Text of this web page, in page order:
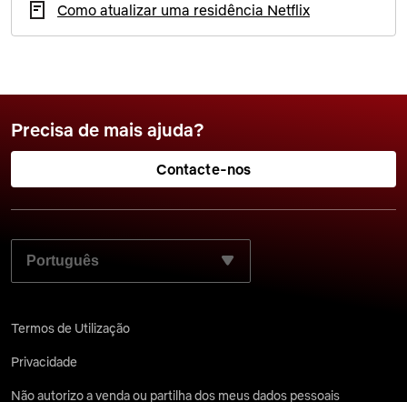
Como atualizar uma residência Netflix
Precisa de mais ajuda?
Contacte-nos
SELECIONE O SEU IDIOMA PREFERIDO:
Termos de Utilização
Privacidade
Não autorizo a venda ou partilha dos meus dados pessoais